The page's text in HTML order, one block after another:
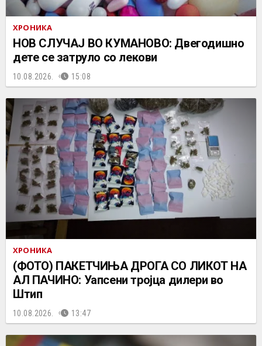
ХРОНИКА
НОВ СЛУЧАЈ ВО КУМАНОВО: Двегодишно
дете се затруло со лекови
10.08.2026. 15:08
ХРОНИКА
(ФОТО) ПАКЕТЧИЊА ДРОГА СО ЛИКОТ НА
АЛ ПАЧИНО: Уапсени тројца дилери во
Штип
10.08.2026. 13:47